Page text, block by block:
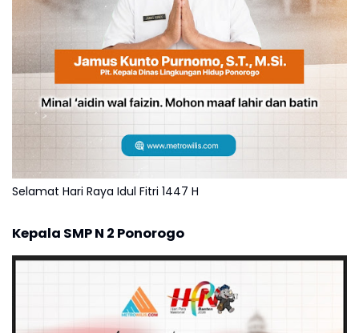
Selamat Hari Raya Idul Fitri 1447 H
Kepala SMP N 2 Ponorogo